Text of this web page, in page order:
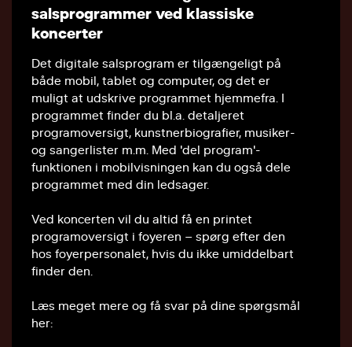
Ekstra
Mads Kjølby
Jinyu Ling
Deny Vogrin
salsprogrammer ved klassiske
koncerter
Det digitale salsprogram er tilgængeligt på
både mobil, tablet og computer, og det er
muligt at udskrive programmet hjemmefra. I
programmet finder du bl.a. detaljeret
programoversigt, kunstnerbiografier, musiker-
og sangerlister m.m. Med 'del program'-
funktionen i mobilvisningen kan du også dele
programmet med din ledsager.
Ved koncerten vil du altid få en printet
programoversigt i foyeren – spørg efter den
hos foyerpersonalet, hvis du ikke umiddelbart
finder den.
Læs meget mere og få svar på dine spørgsmål
her: